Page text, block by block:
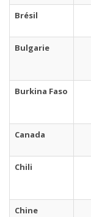
Brésil
Bulgarie
Burkina Faso
Canada
Chili
Chine